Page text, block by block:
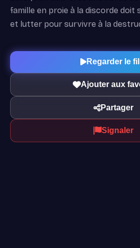
famille en proie à la discorde doit
et lutter pour survivre à la
Regarder le
Ajouter aux
Partager
Signaler